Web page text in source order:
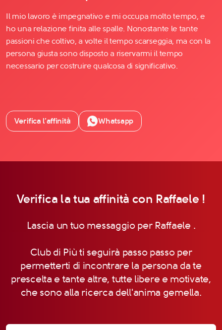
Il mio lavoro è impegnativo e mi occupa molto tempo, e
ho una relazione finita alle spalle. Nonostante le tante
passioni che coltivo, a volte il tempo scarseggia, ma con la
persona giusta sono disposto a riservarmi il tempo
necessario per costruire qualcosa di significativo.
Verifica l’affinità Whatsapp
Verifica la tua affinità con Raffaele !
Lascia un tuo messaggio per Raffaele .
Club di Più ti seguirà passo passo per
permetterti di incontrare la persona da te
prescelta e tante altre, tutte libere e motivate,
che sono alla ricerca dell'anima gemella.